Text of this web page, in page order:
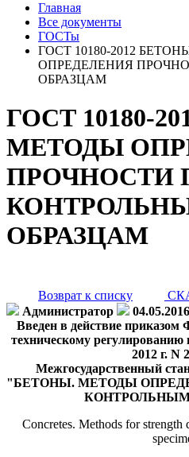
Главная
Все документы
ГОСТы
ГОСТ 10180-2012
ОПРЕДЕЛЕНИЯ
ОБРАЗЦАМ
ГОСТ 10180-
МЕТОДЫ
ПРОЧНОСТИ
ОБРАЗЦАМ
Возврат к списку
Администратор
04.05.2016
Введен в действие приказом
техническому регулированию
2012 г. N
Межгосударственный
"БЕТОНЫ. МЕТОДЫ
Concretes. Methods for strength